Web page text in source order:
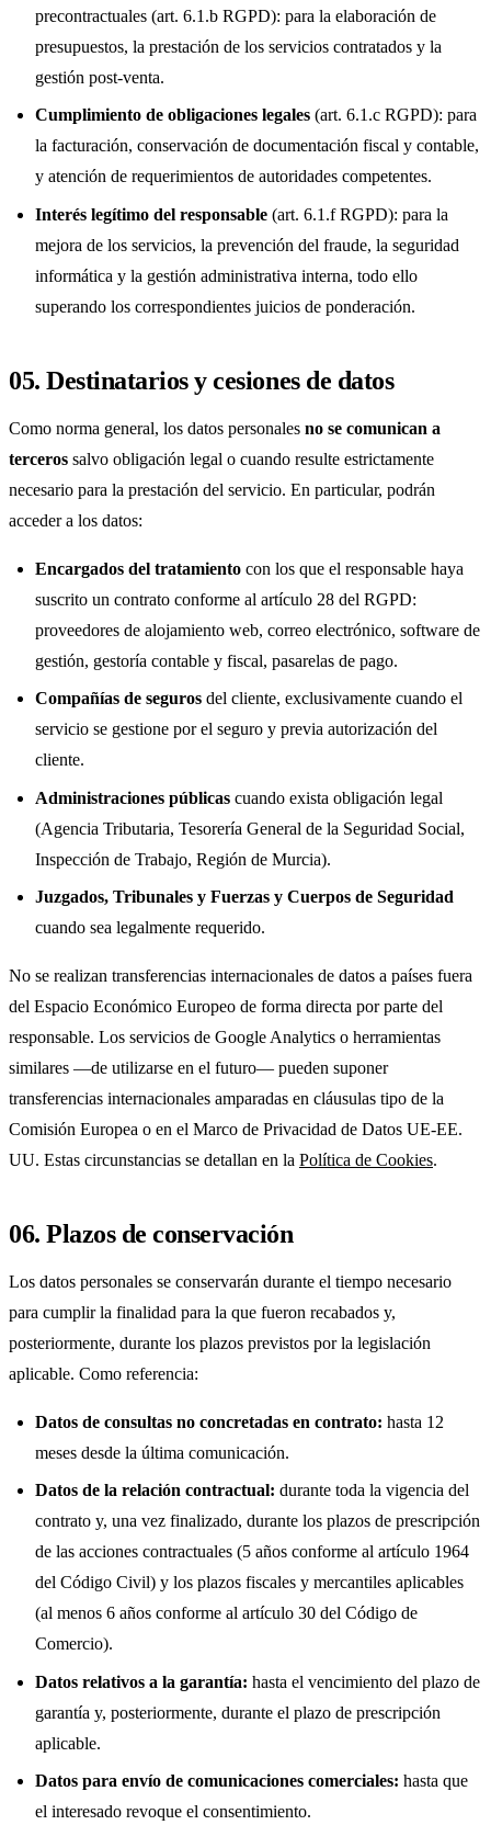
precontractuales (art. 6.1.b RGPD): para la elaboración de
presupuestos, la prestación de los servicios contratados y la
gestión post-venta.
Cumplimiento de obligaciones legales (art. 6.1.c RGPD): para
la facturación, conservación de documentación fiscal y contable,
y atención de requerimientos de autoridades competentes.
Interés legítimo del responsable (art. 6.1.f RGPD): para la
mejora de los servicios, la prevención del fraude, la seguridad
informática y la gestión administrativa interna, todo ello
superando los correspondientes juicios de ponderación.
05. Destinatarios y cesiones de datos
Como norma general, los datos personales no se comunican a
terceros salvo obligación legal o cuando resulte estrictamente
necesario para la prestación del servicio. En particular, podrán
acceder a los datos:
Encargados del tratamiento con los que el responsable haya
suscrito un contrato conforme al artículo 28 del RGPD:
proveedores de alojamiento web, correo electrónico, software de
gestión, gestoría contable y fiscal, pasarelas de pago.
Compañías de seguros del cliente, exclusivamente cuando el
servicio se gestione por el seguro y previa autorización del
cliente.
Administraciones públicas cuando exista obligación legal
(Agencia Tributaria, Tesorería General de la Seguridad Social,
Inspección de Trabajo, Región de Murcia).
Juzgados, Tribunales y Fuerzas y Cuerpos de Seguridad
cuando sea legalmente requerido.
No se realizan transferencias internacionales de datos a países fuera
del Espacio Económico Europeo de forma directa por parte del
responsable. Los servicios de Google Analytics o herramientas
similares —de utilizarse en el futuro— pueden suponer
transferencias internacionales amparadas en cláusulas tipo de la
Comisión Europea o en el Marco de Privacidad de Datos UE-EE.
UU. Estas circunstancias se detallan en la Política de Cookies.
06. Plazos de conservación
Los datos personales se conservarán durante el tiempo necesario
para cumplir la finalidad para la que fueron recabados y,
posteriormente, durante los plazos previstos por la legislación
aplicable. Como referencia:
Datos de consultas no concretadas en contrato: hasta 12
meses desde la última comunicación.
Datos de la relación contractual: durante toda la vigencia del
contrato y, una vez finalizado, durante los plazos de prescripción
de las acciones contractuales (5 años conforme al artículo 1964
del Código Civil) y los plazos fiscales y mercantiles aplicables
(al menos 6 años conforme al artículo 30 del Código de
Comercio).
Datos relativos a la garantía: hasta el vencimiento del plazo de
garantía y, posteriormente, durante el plazo de prescripción
aplicable.
Datos para envío de comunicaciones comerciales: hasta que
el interesado revoque el consentimiento.